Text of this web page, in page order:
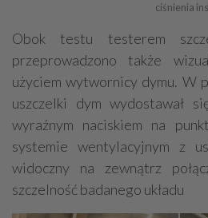
ciśnienia
Obok testu testerem
przeprowadzono także
użyciem wytwornicy dymu. W
uszczelki dym wydostawał
wyraźnym naciskiem na
systemie wentylacyjnym z
widoczny na zewnątrz
szczelność badanego układu